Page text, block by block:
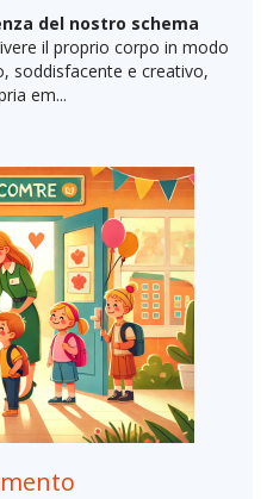
del nostro schema
il proprio corpo in modo
soddisfacente e creativo,
em...